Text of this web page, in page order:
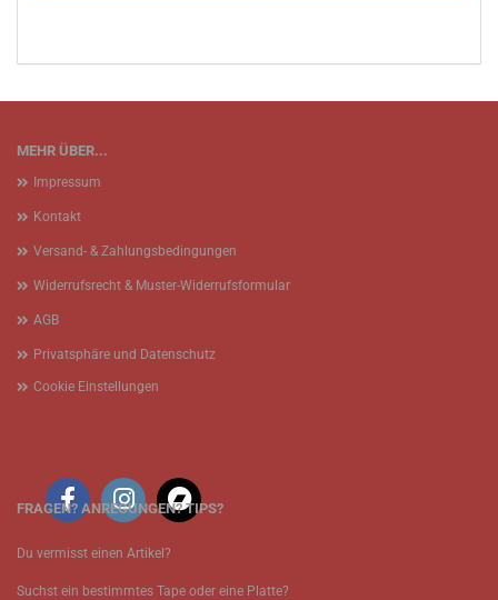
MEHR ÜBER...
Impressum
Kontakt
Versand- & Zahlungsbedingungen
Widerrufsrecht & Muster-Widerrufsformular
AGB
Privatsphäre und Datenschutz
Cookie Einstellungen
FRAGEN? ANREGUNGEN? TIPS?
Du vermisst einen Artikel?
Suchst ein bestimmtes Tape oder eine Platte?